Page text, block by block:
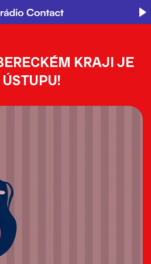
KRAJI JE